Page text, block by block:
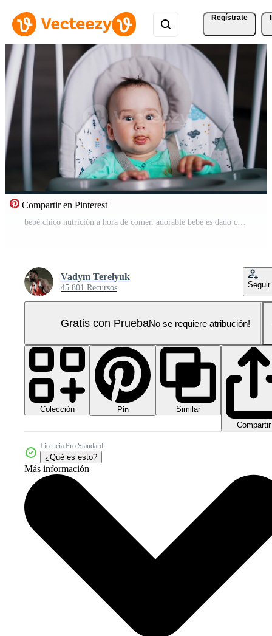
Regístrate
Compartir en Pinterest
bebé chico nutrición a hora de comer. adorable bebé es dado comida y él olas manos alegremente y muestra lengua. Vídeo Pro
Vadym Terelyuk
45.801 Recursos Seguir
Gratis con PruebaNo se requiere atribución!
Colección Pin
Similar
Compartir
Licencia Pro Standard
¿Qué es esto?
Más información